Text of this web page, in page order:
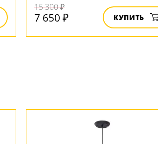
15 300 ₽
7 650 ₽ КУПИТЬ